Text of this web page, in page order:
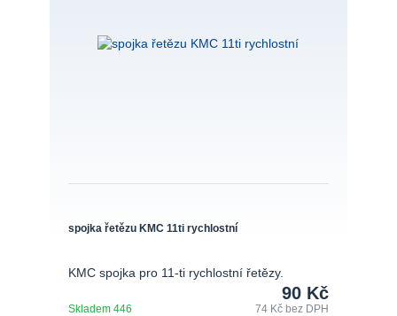
spojka řetězu KMC 11ti rychlostní
KMC spojka pro 11-ti rychlostní řetězy.
90 Kč
74 Kč bez DPH
Skladem 446